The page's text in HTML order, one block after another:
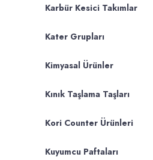
Karbür Kesici Takımlar
Kater Grupları
Kimyasal Ürünler
Kınık Taşlama Taşları
Kori Counter Ürünleri
Kuyumcu Paftaları